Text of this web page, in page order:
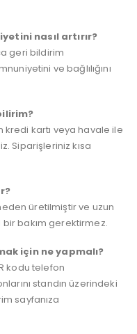
nasıl artırır?
geri bildirim
ve bağlılığını
kredi kartı veya havale ile
Siparişleriniz kısa
üretilmiştir ve uzun
bakım gerektirmez.
için ne yapmalı?
kodu telefon
standın üzerindeki
sayfanıza